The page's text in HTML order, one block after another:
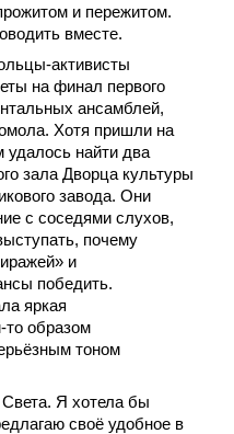
и пережитом.
вместе.
активисты
на финал первого
ансамблей,
Хотя пришли на
удалось найти два
зала Дворца культуры
завода. Они
с соседями слухов,
почему
и
победить.
яркая
то образом
тоном
Я хотела бы
своё удобное в